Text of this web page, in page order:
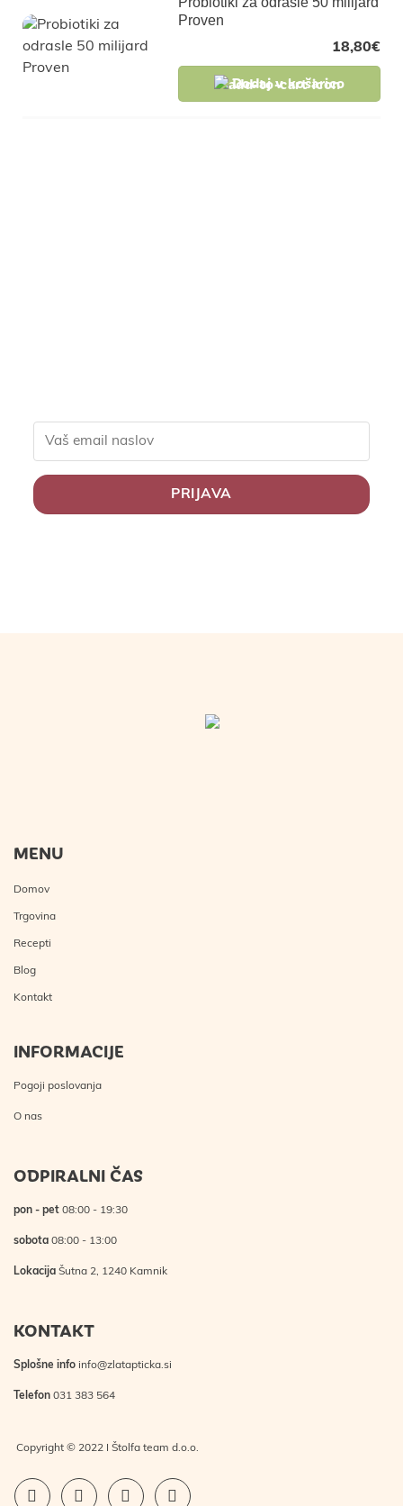
Proven
18,80€
Dodaj v košarico
MENU
Domov
Trgovina
Recepti
Blog
Kontakt
INFORMACIJE
Pogoji poslovanja
O nas
ODPIRALNI ČAS
pon - pet 08:00 - 19:30
sobota 08:00 - 13:00
Lokacija Šutna 2, 1240 Kamnik
KONTAKT
Splošne info info@zlatapticka.si
Telefon 031 383 564
Copyright © 2022 I Štolfa team d.o.o.